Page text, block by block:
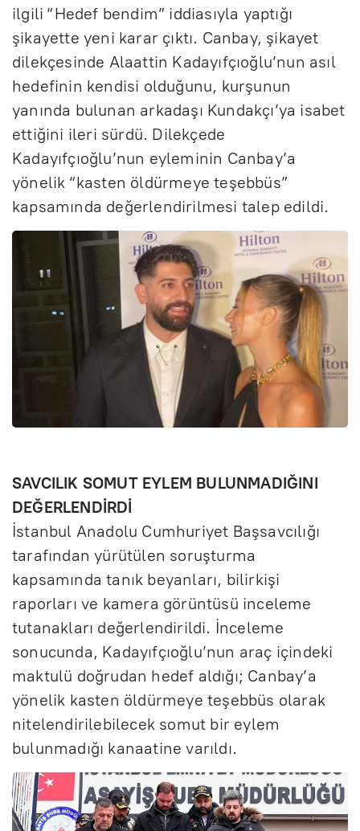
ilgili “Hedef bendim” iddiasıyla yaptığı
şikayette yeni karar çıktı. Canbay, şikayet
dilekçesinde Alaattin Kadayıfçıoğlu’nun asıl
hedefinin kendisi olduğunu, kurşunun
yanında bulunan arkadaşı Kundakçı’ya isabet
ettiğini ileri sürdü. Dilekçede
Kadayıfçıoğlu’nun eyleminin Canbay’a
yönelik “kasten öldürmeye teşebbüs”
kapsamında değerlendirilmesi talep edildi.
SAVCILIK SOMUT EYLEM BULUNMADIĞINI
DEĞERLENDİRDİ
İstanbul Anadolu Cumhuriyet Başsavcılığı
tarafından yürütülen soruşturma
kapsamında tanık beyanları, bilirkişi
raporları ve kamera görüntüsü inceleme
tutanakları değerlendirildi. İnceleme
sonucunda, Kadayıfçıoğlu’nun araç içindeki
maktulü doğrudan hedef aldığı; Canbay’a
yönelik kasten öldürmeye teşebbüs olarak
nitelendirilebilecek somut bir eylem
bulunmadığı kanaatine varıldı.